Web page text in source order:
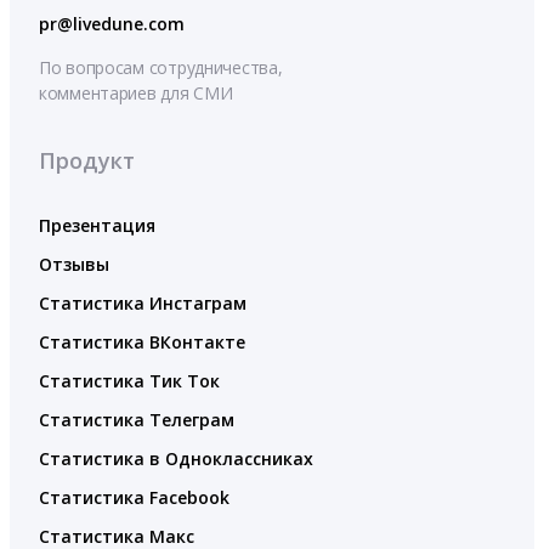
pr@livedune.com
По вопросам сотрудничества,
комментариев для СМИ
Продукт
Презентация
Отзывы
Статистика Инстаграм
Статистика ВКонтакте
Статистика Тик Ток
Статистика Телеграм
Статистика в Одноклассниках
Статистика Facebook
Статистика Макс